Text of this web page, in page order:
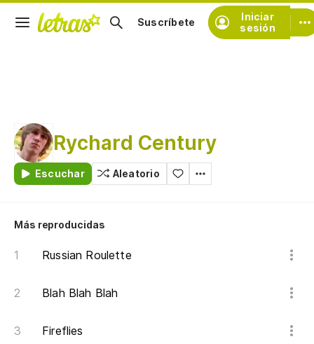
Iniciar
sesión
Suscríbete
Rychard Century
Escuchar Aleatorio
Más reproducidas
Russian Roulette
Blah Blah Blah
Fireflies